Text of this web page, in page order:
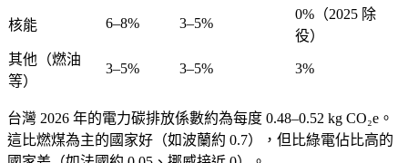
核能 6–8% 3–5%
0%（2025 除
役）
其他（燃油
等）
3–5% 3–5% 3%
台灣 2026 年的電力碳排放係數約為每度 0.48–0.52 kg CO₂e。
這比燃煤為主的國家好（如波蘭約 0.7），但比綠電佔比高的